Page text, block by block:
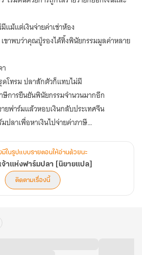
ปลา
แปล]
แม้แต่เงินจ่ายค่าเช่าห้อง
เขาพบว่าคุณปู่รองได้ทิ้งพินัยกรรมมูลค่าหลาย
โทรม ปลาสักตัวก็แทบไม่มี
การยืนยันพินัยกรรมจำนวนมากอีก
ยฟาร์มแล้วหอบเงินกลับประเทศจีน
ลาเพื่อหาเงินไปจ่ายค่าภาษี
าบในเกาะ เขาถูกปลาทำร้ายจนเลือดที่คาง
ำเงินที่มีชื่อว่า 'หัวใจโพไซดอน'
วเขา
ทะเลได้
มมรดกของเขา!
มีในรูปแบบรายตอนให้อ่านด้วยนะ
จ้าแห่งฟาร์มปลา [นิยายแปล]
ติดตามเรื่องนี้